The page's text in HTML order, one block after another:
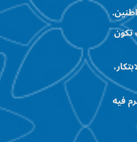
تكون
فيه